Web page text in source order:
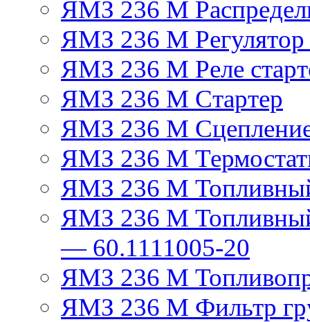
ЯМЗ 236 М
ЯМЗ 236 М Регулятор
ЯМЗ 236 М Реле
ЯМЗ 236 М Стартер
ЯМЗ 236 М
ЯМЗ 236 М
ЯМЗ 236 М
ЯМЗ 236 М
— 60.1111005-20
ЯМЗ 236 М
ЯМЗ 236 М Фильтр